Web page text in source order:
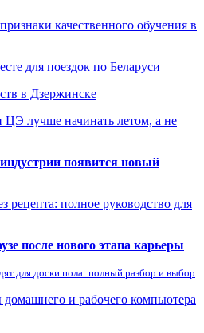
качественного обучения в
для поездок по Беларуси
в Дзержинске
лучше начинать летом, а не
появится новый
рецепта: полное руководство для
после нового этапа карьеры
для доски пола: полный разбор и выбор
и рабочего компьютера